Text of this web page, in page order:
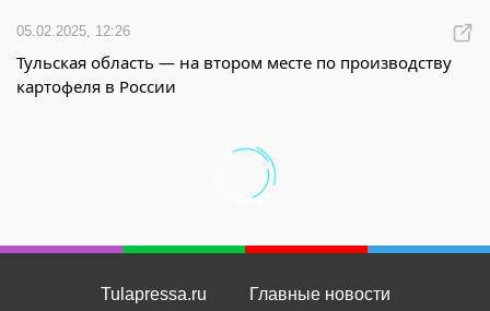
05.02.2025, 12:26
Тульская область — на втором месте по производству
картофеля в России
Tulapressa.ru
Главные новости